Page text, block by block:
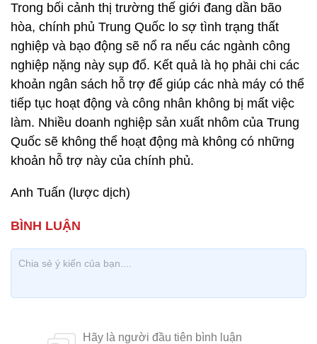
Trong bối cảnh thị trường thế giới đang dần bão
hòa, chính phủ Trung Quốc lo sợ tình trạng thất
nghiệp và bạo động sẽ nổ ra nếu các ngành công
nghiệp nặng này sụp đổ. Kết quả là họ phải chi các
khoản ngân sách hỗ trợ để giúp các nhà máy có thể
tiếp tục hoạt động và công nhân không bị mất việc
làm. Nhiều doanh nghiệp sản xuất nhôm của Trung
Quốc sẽ không thể hoạt động mà không có những
khoản hỗ trợ này của chính phủ.
Anh Tuấn (lược dịch)